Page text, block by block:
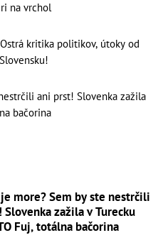
na vrchol
kritika politikov, útoky od
ani prst! Slovenka zažila
bačorina
more? Sem by ste nestrčili
Slovenka zažila v Turecku
Fuj, totálna bačorina